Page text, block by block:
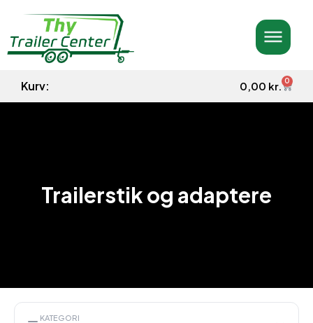
Kurv: 0,00 kr. 0
Trailerstik og adaptere
KATEGORI